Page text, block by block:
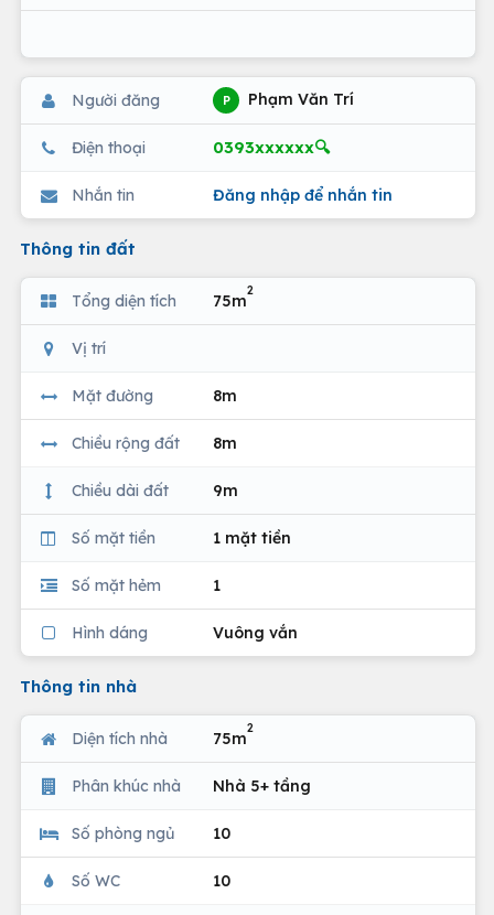
Người đăng P Phạm Văn Trí
Điện thoại 0393xxxxxx🔍
Nhắn tin Đăng nhập để nhắn tin
Thông tin đất
Tổng diện tích 75m
2
Vị trí
Mặt đường 8m
Chiều rộng đất 8m
Chiều dài đất 9m
Số mặt tiền 1 mặt tiền
Số mặt hẻm 1
Hình dáng Vuông vắn
Thông tin nhà
Diện tích nhà 75m
2
Phân khúc nhà Nhà 5+ tầng
Số phòng ngủ 10
Số WC 10